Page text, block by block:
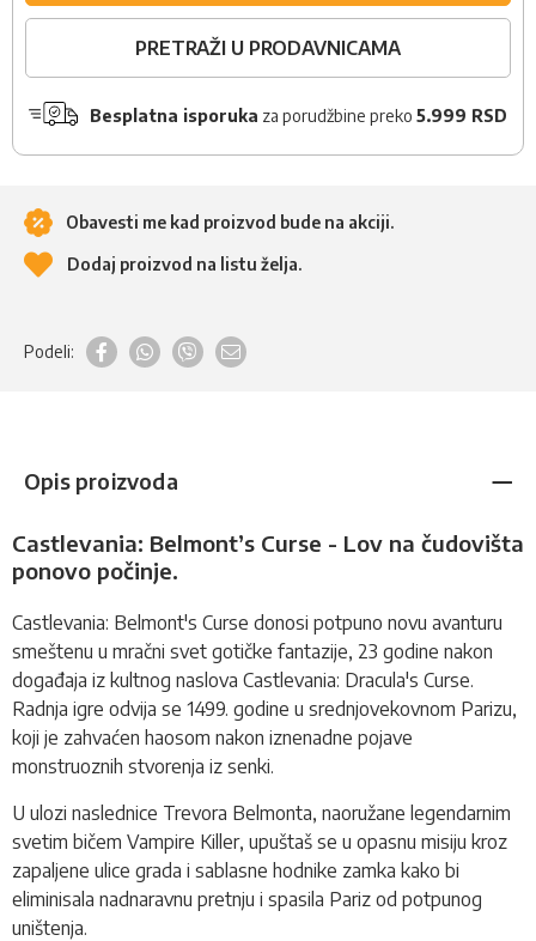
PRETRAŽI U PRODAVNICAMA
Besplatna isporuka za porudžbine preko 5.999 RSD
Obavesti me kad proizvod bude na akciji.
Dodaj proizvod na listu želja.
Podeli:
Opis proizvoda
Castlevania: Belmont’s Curse - Lov na čudovišta
ponovo počinje.
Castlevania: Belmont's Curse donosi potpuno novu avanturu
smeštenu u mračni svet gotičke fantazije, 23 godine nakon
događaja iz kultnog naslova Castlevania: Dracula's Curse.
Radnja igre odvija se 1499. godine u srednjovekovnom Parizu,
koji je zahvaćen haosom nakon iznenadne pojave
monstruoznih stvorenja iz senki.
U ulozi naslednice Trevora Belmonta, naoružane legendarnim
svetim bičem Vampire Killer, upuštaš se u opasnu misiju kroz
zapaljene ulice grada i sablasne hodnike zamka kako bi
eliminisala nadnaravnu pretnju i spasila Pariz od potpunog
uništenja.